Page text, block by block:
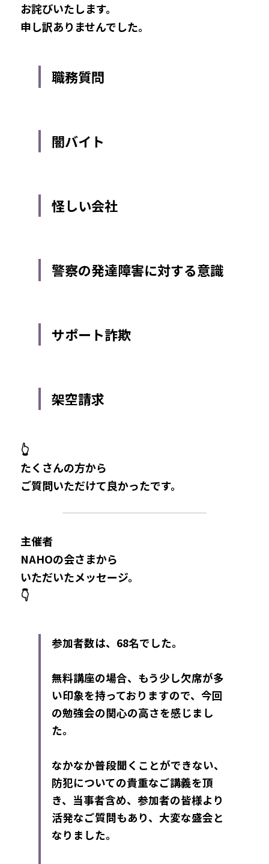
お詫びいたします。
申し訳ありませんでした。
職務質問
闇バイト
怪しい会社
警察の発達障害に対する意識
サポート詐欺
架空請求
👆
たくさんの方から
ご質問いただけて良かったです。
主催者
NAHOの会さまから
いただいたメッセージ。
👇
参加者数は、68名でした。
無料講座の場合、 もう少し欠席が多
い印象を持っておりますので、 今回
の勉強会の関心の高さを感じまし
た。
なかなか普段聞くことができない、
防犯についての貴重なご講義を頂
き、当事者含め、参加者の皆様より
活発なご質問もあり、大変な盛会と
なりました。